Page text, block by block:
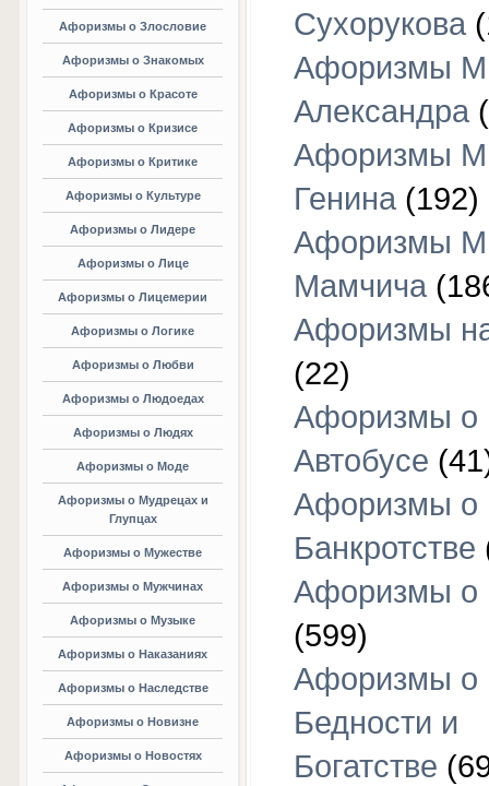
Афоризмы о Злословие
Афоризмы о Знакомых
Афоризмы о Красоте
Афоризмы о Кризисе
Афоризмы о Критике
Афоризмы о Культуре
Афоризмы о Лидере
Афоризмы о Лице
Афоризмы о Лицемерии
Афоризмы о Логике
Афоризмы о Любви
Афоризмы о Людоедах
Афоризмы о Людях
Афоризмы о Моде
Афоризмы о Мудрецах и
Глупцах
Афоризмы о Мужестве
Афоризмы о Мужчинах
Афоризмы о Музыке
Афоризмы о Наказаниях
Афоризмы о Наследстве
Афоризмы о Новизне
Афоризмы о Новостях
Сухорукова
Афоризмы
Александра
Афоризмы
Генина (192)
Афоризмы
Мамчича
Афоризмы
(22)
Афоризмы о
Автобусе
Афоризмы о
Банкротстве
Афоризмы о
(599)
Афоризмы о
Бедности и
Богатстве